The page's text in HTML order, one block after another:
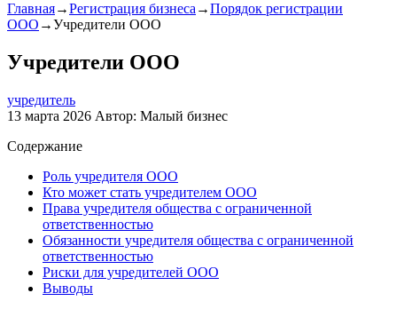
Главная→Регистрация бизнеса →Порядок регистрации
ООО →Учредители ООО
Учредители ООО
учредитель
13 марта 2026 Автор: Малый бизнес
Содержание
Роль учредителя ООО
Кто может стать учредителем ООО
Права учредителя общества с ограниченной
ответственностью
Обязанности учредителя общества с ограниченной
ответственностью
Риски для учредителей ООО
Выводы